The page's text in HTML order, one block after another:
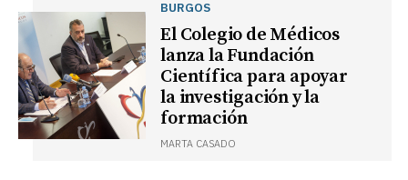
BURGOS
El Colegio de Médicos
lanza la Fundación
Científica para apoyar
la investigación y la
formación
MARTA CASADO